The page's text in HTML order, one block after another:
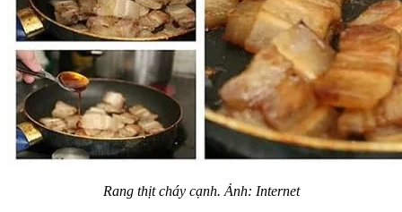
Rang thịt cháy cạnh. Ảnh: Internet